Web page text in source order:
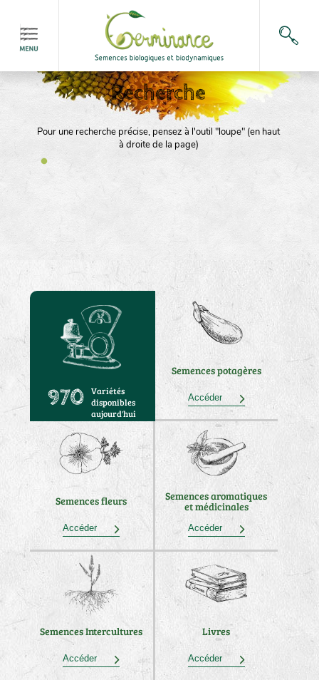
Recherche
Pour une recherche précise, pensez à l'outil "loupe" (en haut
à droite de la page)
970
Variétés
disponibles
aujourd'hui
Semences potagères
Accéder
Semences fleurs
Accéder
Semences aromatiques
et médicinales
Accéder
Semences Intercultures
Accéder
Livres
Accéder